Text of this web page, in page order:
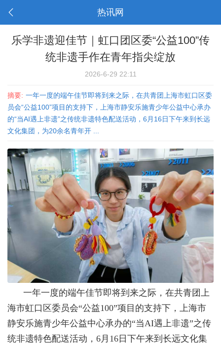
热讯网
乐学非遗迎佳节｜虹口团区委“公益100”传
统非遗手作在青年指尖绽放
2026-6-29 22:11
摘要: 一年一度的端午佳节即将到来之际，在共青团上海市虹口区委
员会“公益100”项目的支持下，上海市静安乐施青少年公益中心承办
的“当AI遇上非遗”之传统非遗特色配送活动，6月16日下午来到长远
文化集团，为20余名青年开 ...
一年一度的端午佳节即将到来之际，在共青团上
海市虹口区委员会“公益100”项目的支持下，上海市
静安乐施青少年公益中心承办的“当AI遇上非遗”之传
统非遗特色配送活动， 6 月 16日下午来到长远文化集